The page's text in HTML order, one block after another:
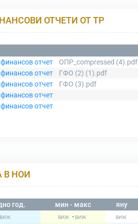
ОТЧЕТИ ОТ ТР
отчет
ОПР_compressed (4).pdf
отчет
ГФО (2) (1).pdf
отчет
ГФО (3).pdf
отчет
отчет
В НОИ
год. мин - макс яну
-